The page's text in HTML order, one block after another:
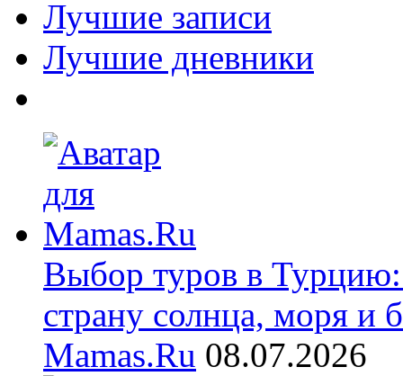
Лучшие записи
Лучшие дневники
Выбор туров в Турцию:
страну солнца, моря и
Mamas.Ru 08.07.2026